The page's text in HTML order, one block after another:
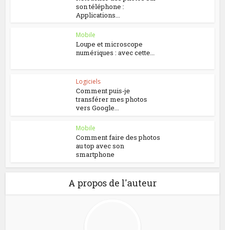
son téléphone :
Applications...
Mobile
Loupe et microscope
numériques : avec cette...
Logiciels
Comment puis-je
transférer mes photos
vers Google...
Mobile
Comment faire des photos
au top avec son
smartphone
A propos de l'auteur